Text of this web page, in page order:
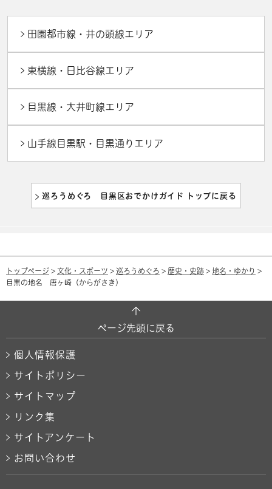
田園都市線・井の頭線エリア
東横線・日比谷線エリア
目黒線・大井町線エリア
山手線目黒駅・目黒通りエリア
巡ろうめぐろ 目黒区おでかけガイド トップに戻る
トップページ > 文化・スポーツ > 巡ろうめぐろ > 歴史・史跡 > 地名・ゆかり >
目黒の地名 唐ヶ崎（からがさき）
ページ先頭に戻る
個人情報保護
サイトポリシー
サイトマップ
リンク集
サイトアンケート
お問い合わせ